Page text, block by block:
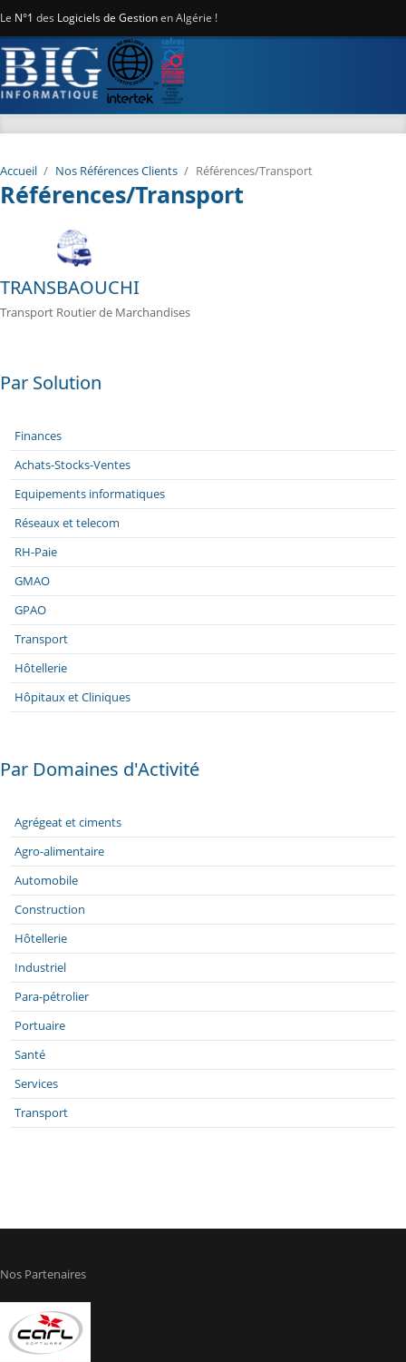
Le N°1 des Logiciels de Gestionen Algérie !
Accueil / Nos Références Clients / Références/Transport
Références/Transport
TRANSBAOUCHI
Transport Routier de Marchandises
Par Solution
Finances
Achats-Stocks-Ventes
Equipements informatiques
Réseaux et telecom
RH-Paie
GMAO
GPAO
Transport
Hôtellerie
Hôpitaux et Cliniques
Par Domaines d'Activité
Agrégeat et ciments
Agro-alimentaire
Automobile
Construction
Hôtellerie
Industriel
Para-pétrolier
Portuaire
Santé
Services
Transport
Nos Partenaires